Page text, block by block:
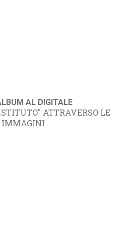
AL DIGITALE
ATTRAVERSO LE
IMMAGINI